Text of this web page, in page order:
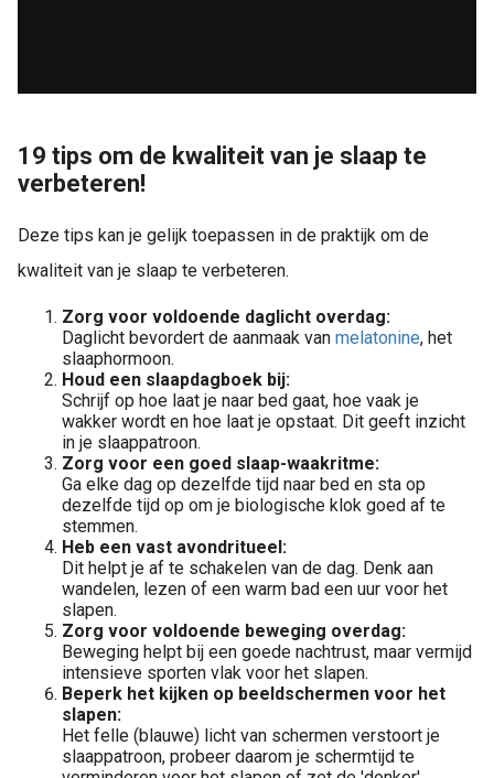
19 tips om de kwaliteit van je slaap te
verbeteren!
Deze tips kan je gelijk toepassen in de praktijk om de
kwaliteit van je slaap te verbeteren.
Zorg voor voldoende daglicht overdag:
Daglicht bevordert de aanmaak van melatonine, het
slaaphormoon.
Houd een slaapdagboek bij:
Schrijf op hoe laat je naar bed gaat, hoe vaak je
wakker wordt en hoe laat je opstaat. Dit geeft inzicht
in je slaappatroon.
Zorg voor een goed slaap-waakritme:
Ga elke dag op dezelfde tijd naar bed en sta op
dezelfde tijd op om je biologische klok goed af te
stemmen.
Heb een vast avondritueel:
Dit helpt je af te schakelen van de dag. Denk aan
wandelen, lezen of een warm bad een uur voor het
slapen.
Zorg voor voldoende beweging overdag:
Beweging helpt bij een goede nachtrust, maar vermijd
intensieve sporten vlak voor het slapen.
Beperk het kijken op beeldschermen voor het
slapen:
Het felle (blauwe) licht van schermen verstoort je
slaappatroon, probeer daarom je schermtijd te